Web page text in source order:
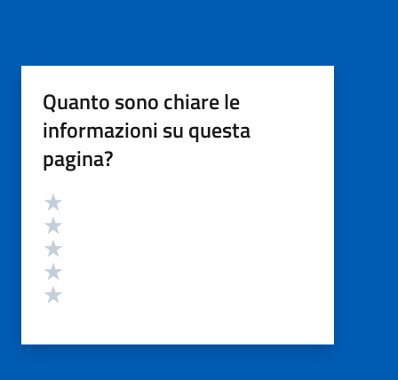
Quanto sono chiare le
informazioni su questa
pagina?
Valutazione